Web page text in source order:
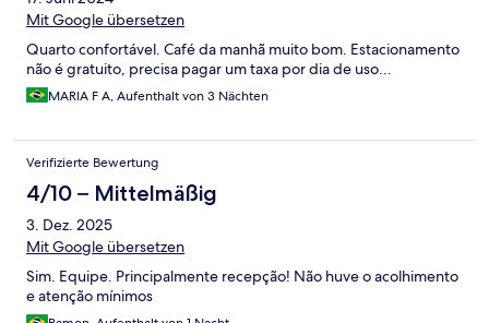
Mit Google übersetzen
Quarto confortável. Café da manhã muito bom. Estacionamento
não é gratuito, precisa pagar um taxa por dia de uso...
MARIA F A, Aufenthalt von 3 Nächten
Verifizierte Bewertung
4/10 – Mittelmäßig
3. Dez. 2025
Mit Google übersetzen
Sim. Equipe. Principalmente recepção! Não huve o acolhimento
e atenção mínimos